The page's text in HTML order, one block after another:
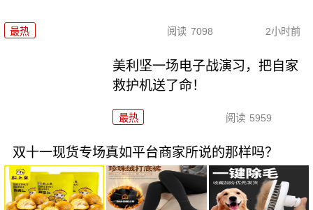
最热 阅读 7098 2小时前
美利坚一场电子战演习，把自家
救护机送了命！
最热 阅读 5959
双十一现货专场真如平台商家所说的那样吗？